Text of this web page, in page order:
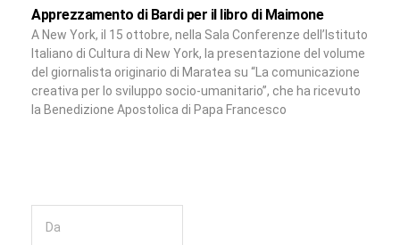
Apprezzamento di Bardi per il libro di Maimone
A New York, il 15 ottobre, nella Sala Conferenze dell’Istituto
Italiano di Cultura di New York, la presentazione del volume
del giornalista originario di Maratea su “La comunicazione
creativa per lo sviluppo socio-umanitario”, che ha ricevuto
la Benedizione Apostolica di Papa Francesco